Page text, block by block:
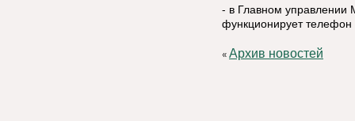
- в Главном управлении
функционирует
«Архив новостей